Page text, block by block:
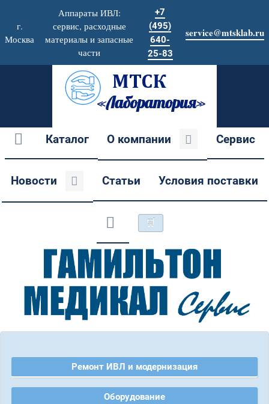
г.
Москва
Аппараты ИВЛ:
сервис, расходные
материалы и запасные
части
+7
(495)
640-
25-83
service@mtsklab.ru
Каталог О компании Сервис
Новости Статьи Условия поставки
🛒
Ремонт ИВЛ и модернизация
Оборудование